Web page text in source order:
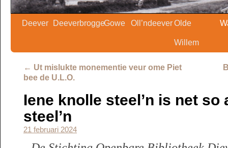
Deever DeeverbroggeGowe Oll’ndeeverOlde
Willem
← Ut mislukte monementie veur ome Piet
bee de U.L.O.
Iene knolle steel’n is net so
steel’n
21 februari 2024